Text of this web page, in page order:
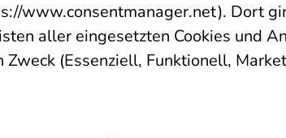
www.consentmanager.net). Dort
aller eingesetzten Cookies und
Zweck (Essenziell, Funktionell,